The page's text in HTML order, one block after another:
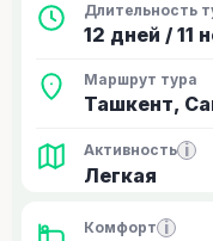
Длительность
12 дней / 11
Маршрут тура
Ташкент,
Активность i
Легкая
Комфорт i